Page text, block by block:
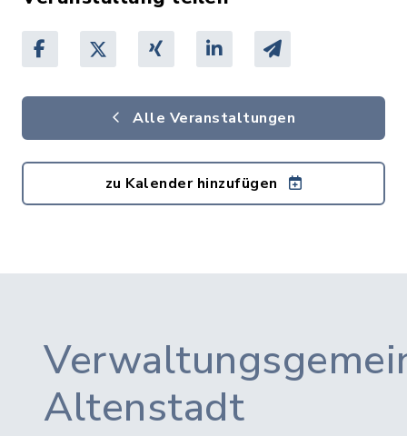
Alle Veranstaltungen
zu Kalender hinzufügen
Altenstadt